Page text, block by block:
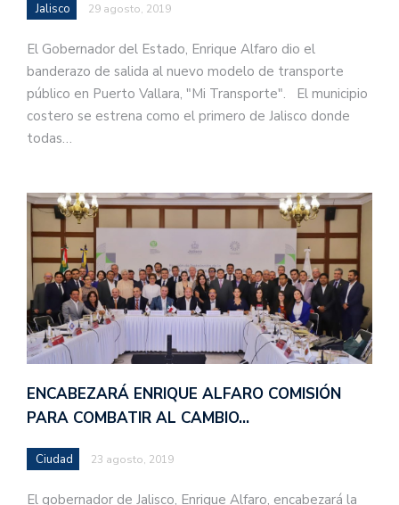
Jalisco 29 agosto, 2019
El Gobernador del Estado, Enrique Alfaro dio el
banderazo de salida al nuevo modelo de transporte
público en Puerto Vallara, "Mi Transporte". El municipio
costero se estrena como el primero de Jalisco donde
todas…
ENCABEZARÁ ENRIQUE ALFARO COMISIÓN
PARA COMBATIR AL CAMBIO…
Ciudad 23 agosto, 2019
El gobernador de Jalisco, Enrique Alfaro, encabezará la